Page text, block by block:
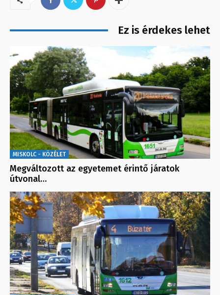
Ez is érdekes lehet
MISKOLC - KÖZÉLET
Megváltozott az egyetemet érintő járatok
útvonal…